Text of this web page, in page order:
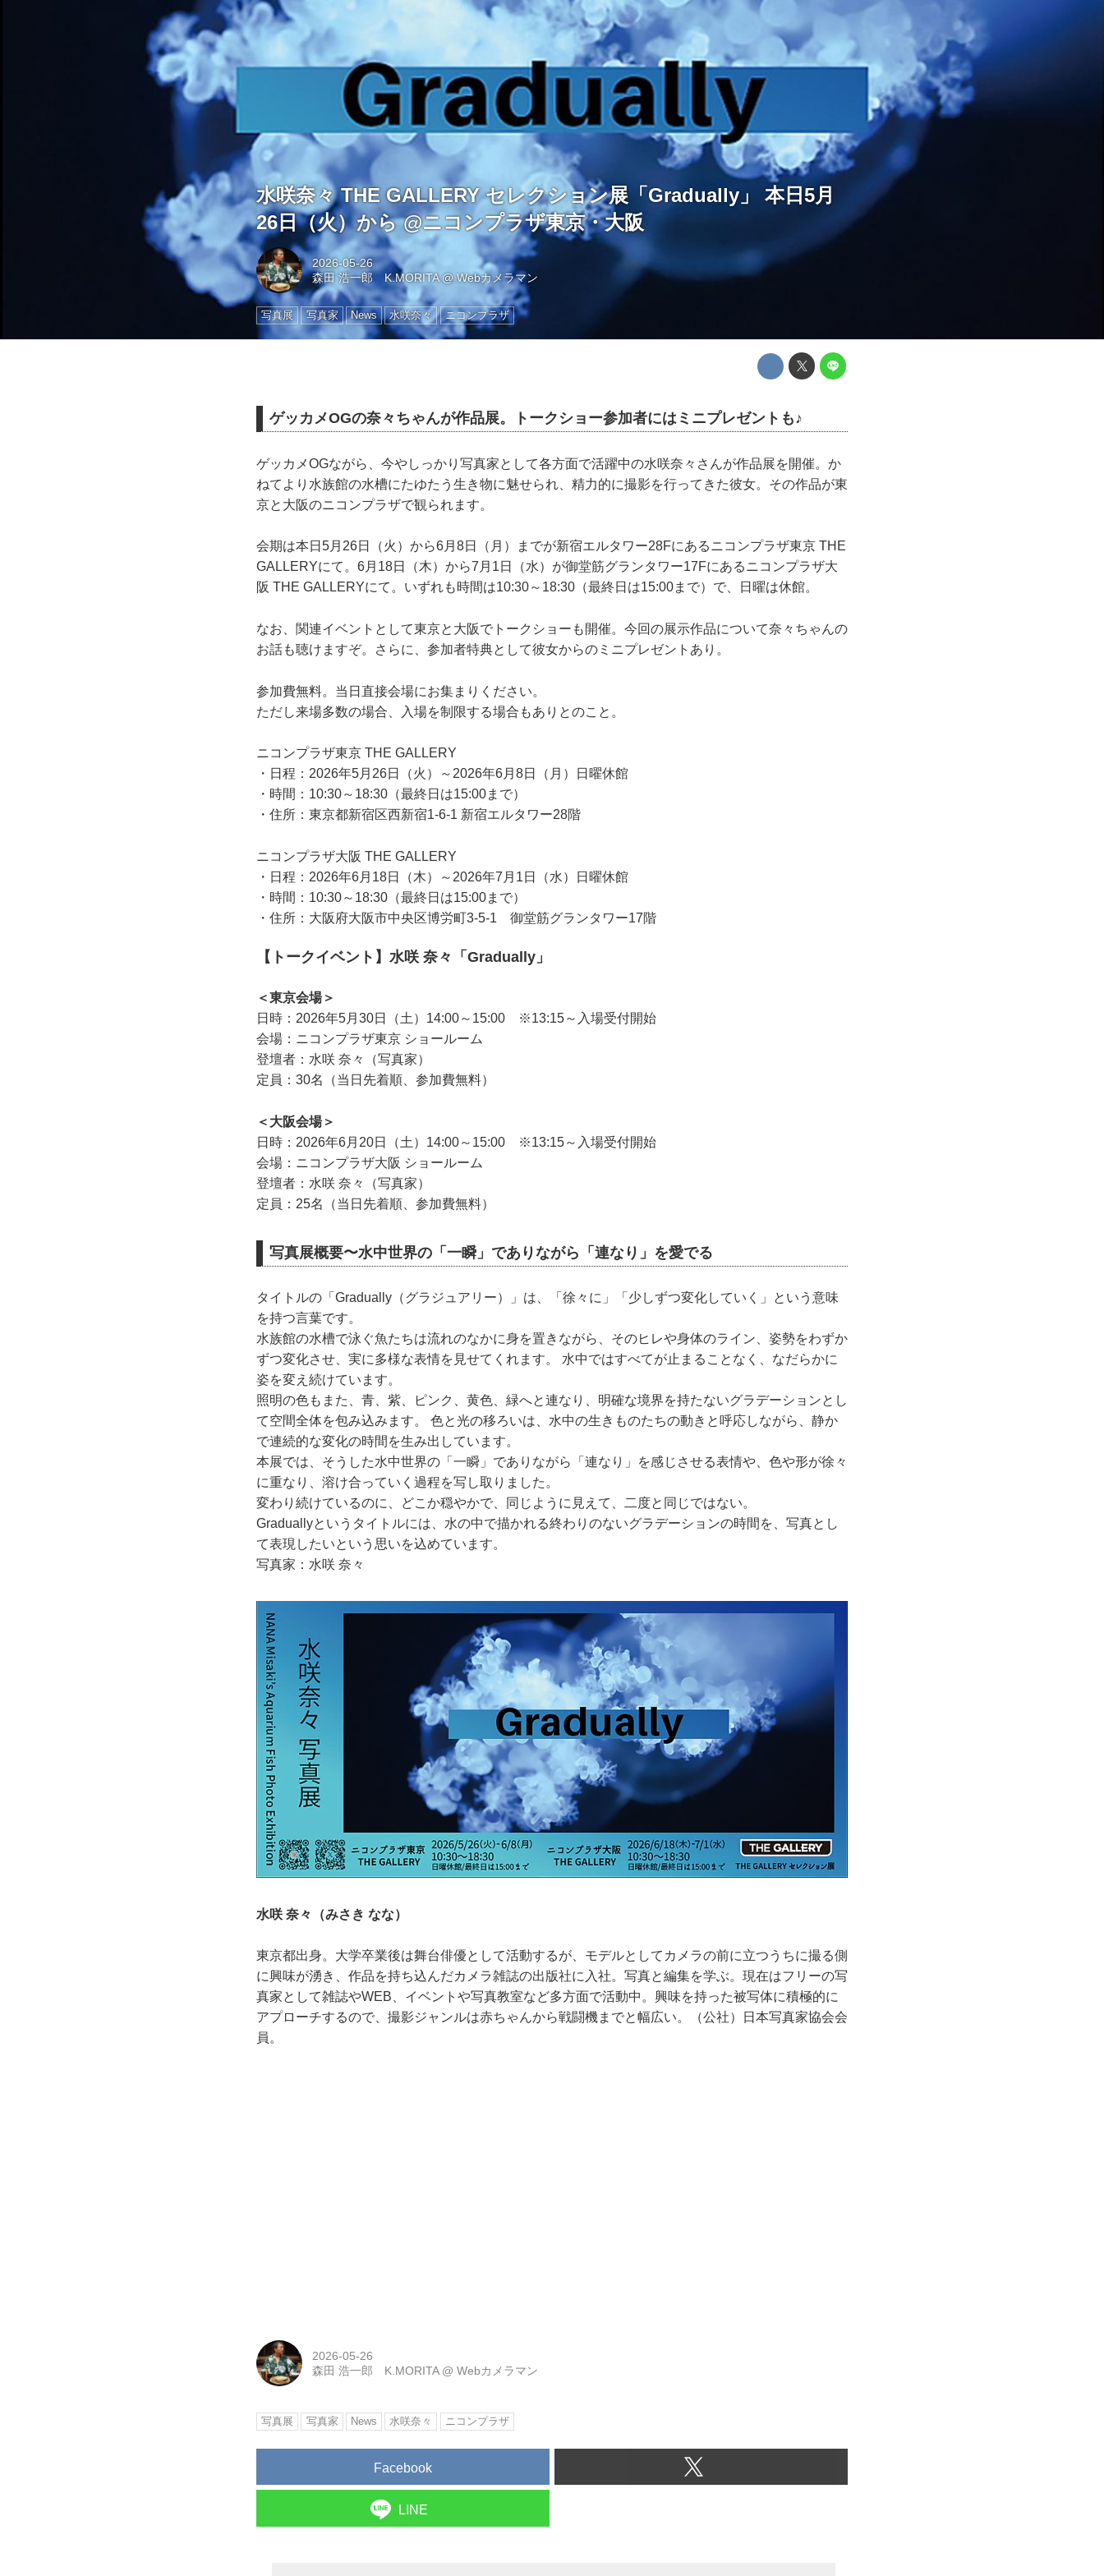
水咲奈々 THE GALLERY セレクション展「Gradually」 本日5月
26日（火）から @ニコンプラザ東京・大阪
2026-05-26
森田 浩一郎 K.MORITA@Webカメラマン
写真展 写真家 News 水咲奈々 ニコンプラザ
ゲッカメOGの奈々ちゃんが作品展。トークショー参加者にはミニプレゼントも♪
ゲッカメOGながら、今やしっかり写真家として各方面で活躍中の水咲奈々さんが作品展を開催。か
ねてより水族館の水槽にたゆたう生き物に魅せられ、精力的に撮影を行ってきた彼女。その作品が東
京と大阪のニコンプラザで観られます。
会期は本日5月26日（火）から6月8日（月）までが新宿エルタワー28Fにあるニコンプラザ東京 THE
GALLERYにて。6月18日（木）から7月1日（水）が御堂筋グランタワー17Fにあるニコンプラザ大
阪 THE GALLERYにて。いずれも時間は10:30～18:30（最終日は15:00まで）で、日曜は休館。
なお、関連イベントとして東京と大阪でトークショーも開催。今回の展示作品について奈々ちゃんの
お話も聴けますぞ。さらに、参加者特典として彼女からのミニプレゼントあり。
参加費無料。当日直接会場にお集まりください。
ただし来場多数の場合、入場を制限する場合もありとのこと。
ニコンプラザ東京 THE GALLERY
・日程：2026年5月26日（火）～2026年6月8日（月）日曜休館
・時間：10:30～18:30（最終日は15:00まで）
・住所：東京都新宿区西新宿1-6-1 新宿エルタワー28階
ニコンプラザ大阪 THE GALLERY
・日程：2026年6月18日（木）～2026年7月1日（水）日曜休館
・時間：10:30～18:30（最終日は15:00まで）
・住所：大阪府大阪市中央区博労町3-5-1 御堂筋グランタワー17階
【トークイベント】水咲 奈々「Gradually」
＜東京会場＞
日時：2026年5月30日（土）14:00～15:00 ※13:15～入場受付開始
会場：ニコンプラザ東京 ショールーム
登壇者：水咲 奈々（写真家）
定員：30名（当日先着順、参加費無料）
＜大阪会場＞
日時：2026年6月20日（土）14:00～15:00 ※13:15～入場受付開始
会場：ニコンプラザ大阪 ショールーム
登壇者：水咲 奈々（写真家）
定員：25名（当日先着順、参加費無料）
写真展概要〜水中世界の「一瞬」でありながら「連なり」を愛でる
タイトルの「Gradually（グラジュアリー）」は、「徐々に」「少しずつ変化していく」という意味
を持つ言葉です。
水族館の水槽で泳ぐ魚たちは流れのなかに身を置きながら、そのヒレや身体のライン、姿勢をわずか
ずつ変化させ、実に多様な表情を見せてくれます。 水中ではすべてが止まることなく、なだらかに
姿を変え続けています。
照明の色もまた、青、紫、ピンク、黄色、緑へと連なり、明確な境界を持たないグラデーションとし
て空間全体を包み込みます。 色と光の移ろいは、水中の生きものたちの動きと呼応しながら、静か
で連続的な変化の時間を生み出しています。
本展では、そうした水中世界の「一瞬」でありながら「連なり」を感じさせる表情や、色や形が徐々
に重なり、溶け合っていく過程を写し取りました。
変わり続けているのに、どこか穏やかで、同じように見えて、二度と同じではない。
Graduallyというタイトルには、水の中で描かれる終わりのないグラデーションの時間を、写真とし
て表現したいという思いを込めています。
写真家：水咲 奈々
水咲 奈々（みさき なな）
東京都出身。大学卒業後は舞台俳優として活動するが、モデルとしてカメラの前に立つうちに撮る側
に興味が湧き、作品を持ち込んだカメラ雑誌の出版社に入社。写真と編集を学ぶ。現在はフリーの写
真家として雑誌やWEB、イベントや写真教室など多方面で活動中。興味を持った被写体に積極的に
アプローチするので、撮影ジャンルは赤ちゃんから戦闘機までと幅広い。（公社）日本写真家協会会
員。
2026-05-26
森田 浩一郎 K.MORITA @Webカメラマン
写真展 写真家 News 水咲奈々 ニコンプラザ
Facebook
LINE